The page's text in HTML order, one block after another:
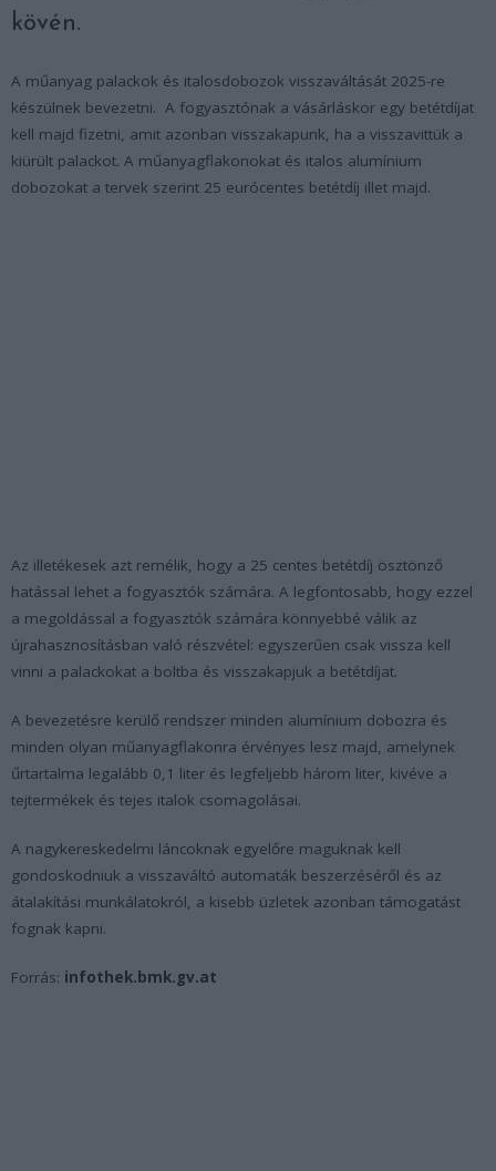
kövén.
A műanyag palackok és italosdobozok visszaváltását 2025-re
készülnek bevezetni. A fogyasztónak a vásárláskor egy betétdíjat
kell majd fizetni, amit azonban visszakapunk, ha a visszavittük a
kiürült palackot. A műanyagflakonokat és italos alumínium
dobozokat a tervek szerint 25 eurócentes betétdíj illet majd.
Az illetékesek azt remélik, hogy a 25 centes betétdíj ösztönző
hatással lehet a fogyasztók számára. A legfontosabb, hogy ezzel
a megoldással a fogyasztók számára könnyebbé válik az
újrahasznosításban való részvétel: egyszerűen csak vissza kell
vinni a palackokat a boltba és visszakapjuk a betétdíjat.
A bevezetésre kerülő rendszer minden alumínium dobozra és
minden olyan műanyagflakonra érvényes lesz majd, amelynek
űrtartalma legalább 0,1 liter és legfeljebb három liter, kivéve a
tejtermékek és tejes italok csomagolásai.
A nagykereskedelmi láncoknak egyelőre maguknak kell
gondoskodniuk a visszaváltó automaták beszerzéséről és az
átalakítási munkálatokról, a kisebb üzletek azonban támogatást
fognak kapni.
Forrás: infothek.bmk.gv.at